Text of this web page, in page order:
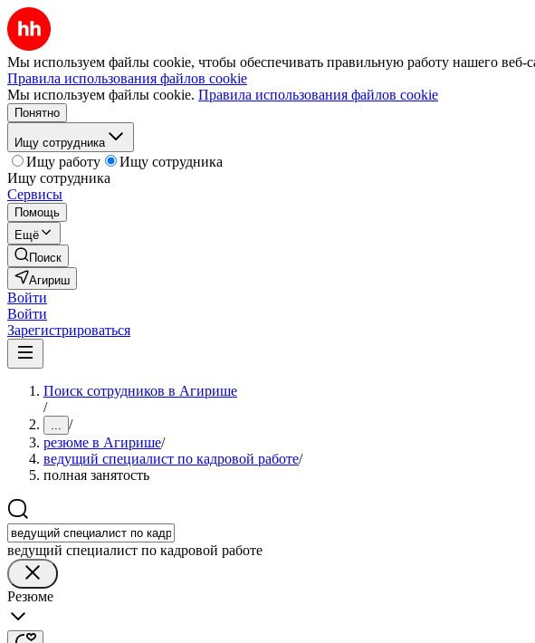
Мы используем файлы cookie, чтобы обеспечивать правильную работу нашего веб-
Правила использования файлов cookie
Мы используем файлы cookie. Правила использования файлов cookie
Понятно
Ищу сотрудника
Ищу работу
Ищу сотрудника
Ищу сотрудника
Сервисы
Помощь
Ещё
Поиск
Агириш
Войти
Войти
Зарегистрироваться
Поиск сотрудников в Агирише
/
... /
резюме в Агирише/
ведущий специалист по кадровой работе/
полная занятость
ведущий специалист по кадровой работе
Резюме